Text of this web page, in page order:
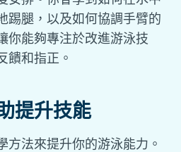
踢腿，以及如何協調手臂的
你能夠專注於改進游泳技
饋和指正。
提升技能
方法來提升你的游泳能力。